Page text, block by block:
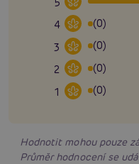
5
4
(0)
3
(0)
2
(0)
1
(0)
Hodnotit mohou pouze
Průměr hodnocení se